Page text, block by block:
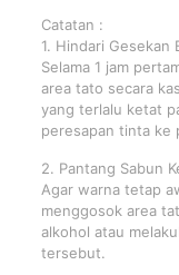
Catatan :
1. Hindari Gesekan
Selama 1 jam
area tato secara
yang terlalu ketat
peresapan tinta ke
2. Pantang Sabun
Agar warna tetap
menggosok area
alkohol atau
tersebut.